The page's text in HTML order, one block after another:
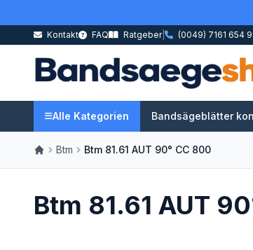
Kontakt FAQ Ratgeber| (0049) 7161 654
Alle Kategorien Bandsägeblätter
Btm Btm 81.61 AUT 90° CC 800
Btm 81.61 AUT